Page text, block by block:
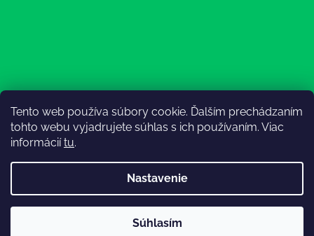
Tento web používa súbory cookie. Ďalším prechádzaním
tohto webu vyjadrujete súhlas s ich používaním. Viac
informáciítu.
Nastavenie
Súhlasím
nedostupná (na email reagujeme nonstop), expedícia ako
Sledovať na Instagrame